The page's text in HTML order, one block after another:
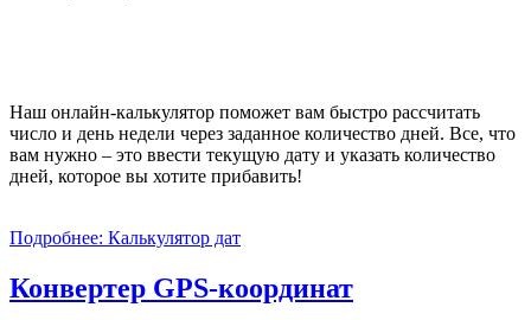
Наш онлайн-калькулятор поможет вам быстро рассчитать
число и день недели через заданное количество дней. Все, что
вам нужно – это ввести текущую дату и указать количество
дней, которое вы хотите прибавить!
Подробнее: Калькулятор дат
Конвертер GPS-координат